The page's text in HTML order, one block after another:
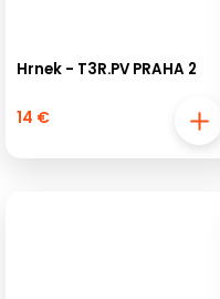
Hrnek - T3R.PV PRAHA 2
14 €